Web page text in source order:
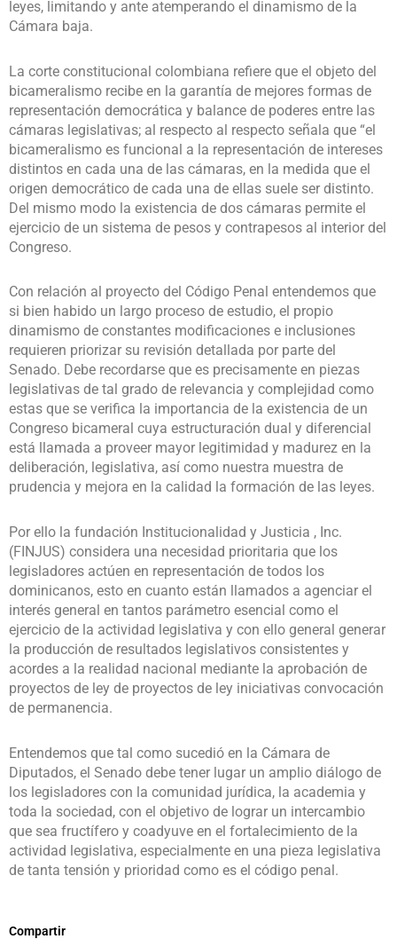
leyes, limitando y ante atemperando el dinamismo de la
Cámara baja.
La corte constitucional colombiana refiere que el objeto del
bicameralismo recibe en la garantía de mejores formas de
representación democrática y balance de poderes entre las
cámaras legislativas; al respecto al respecto señala que “el
bicameralismo es funcional a la representación de intereses
distintos en cada una de las cámaras, en la medida que el
origen democrático de cada una de ellas suele ser distinto.
Del mismo modo la existencia de dos cámaras permite el
ejercicio de un sistema de pesos y contrapesos al interior del
Congreso.
Con relación al proyecto del Código Penal entendemos que
si bien habido un largo proceso de estudio, el propio
dinamismo de constantes modificaciones e inclusiones
requieren priorizar su revisión detallada por parte del
Senado. Debe recordarse que es precisamente en piezas
legislativas de tal grado de relevancia y complejidad como
estas que se verifica la importancia de la existencia de un
Congreso bicameral cuya estructuración dual y diferencial
está llamada a proveer mayor legitimidad y madurez en la
deliberación, legislativa, así como nuestra muestra de
prudencia y mejora en la calidad la formación de las leyes.
Por ello la fundación Institucionalidad y Justicia , Inc.
(FINJUS) considera una necesidad prioritaria que los
legisladores actúen en representación de todos los
dominicanos, esto en cuanto están llamados a agenciar el
interés general en tantos parámetro esencial como el
ejercicio de la actividad legislativa y con ello general generar
la producción de resultados legislativos consistentes y
acordes a la realidad nacional mediante la aprobación de
proyectos de ley de proyectos de ley iniciativas convocación
de permanencia.
Entendemos que tal como sucedió en la Cámara de
Diputados, el Senado debe tener lugar un amplio diálogo de
los legisladores con la comunidad jurídica, la academia y
toda la sociedad, con el objetivo de lograr un intercambio
que sea fructífero y coadyuve en el fortalecimiento de la
actividad legislativa, especialmente en una pieza legislativa
de tanta tensión y prioridad como es el código penal.
Compartir